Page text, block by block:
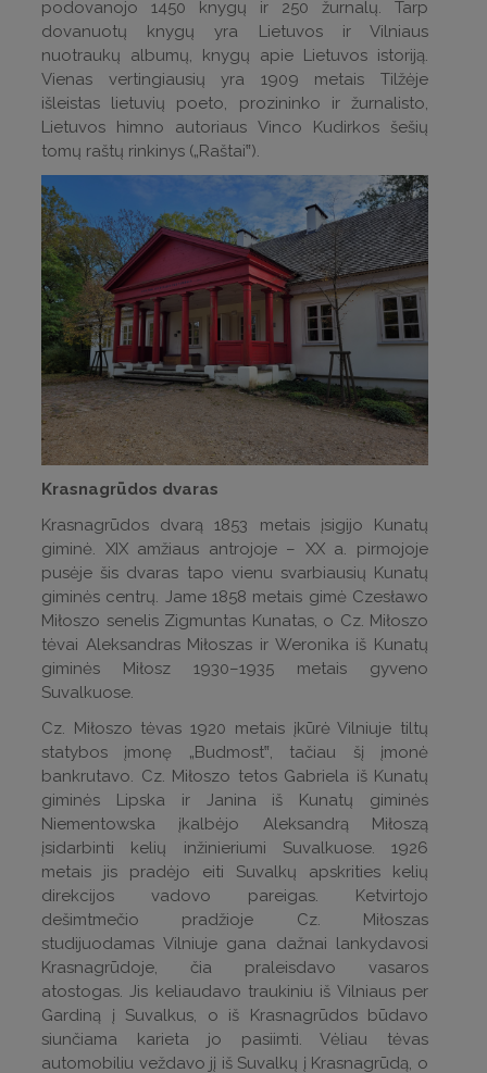
podovanojo 1450 knygų ir 250 žurnalų. Tarp
dovanuotų knygų yra Lietuvos ir Vilniaus
nuotraukų albumų, knygų apie Lietuvos istoriją.
Vienas vertingiausių yra 1909 metais Tilžėje
išleistas lietuvių poeto, prozininko ir žurnalisto,
Lietuvos himno autoriaus Vinco Kudirkos šešių
tomų raštų rinkinys („Raštai‟).
Krasnagrūdos dvaras
Krasnagrūdos dvarą 1853 metais įsigijo Kunatų
giminė. XIX amžiaus antrojoje – XX a. pirmojoje
pusėje šis dvaras tapo vienu svarbiausių Kunatų
giminės centrų. Jame 1858 metais gimė Czesławo
Miłoszo senelis Zigmuntas Kunatas, o Cz. Miłoszo
tėvai Aleksandras Miłoszas ir Weronika iš Kunatų
giminės Miłosz 1930–1935 metais gyveno
Suvalkuose.
Cz. Miłoszo tėvas 1920 metais įkūrė Vilniuje tiltų
statybos įmonę „Budmost‟, tačiau šį įmonė
bankrutavo. Cz. Miłoszo tetos Gabriela iš Kunatų
giminės Lipska ir Janina iš Kunatų giminės
Niementowska įkalbėjo Aleksandrą Miłoszą
įsidarbinti kelių inžinieriumi Suvalkuose. 1926
metais jis pradėjo eiti Suvalkų apskrities kelių
direkcijos vadovo pareigas. Ketvirtojo
dešimtmečio pradžioje Cz. Miłoszas
studijuodamas Vilniuje gana dažnai lankydavosi
Krasnagrūdoje, čia praleisdavo vasaros
atostogas. Jis keliaudavo traukiniu iš Vilniaus per
Gardiną į Suvalkus, o iš Krasnagrūdos būdavo
siunčiama karieta jo pasiimti. Vėliau tėvas
automobiliu veždavo jį iš Suvalkų į Krasnagrūdą, o